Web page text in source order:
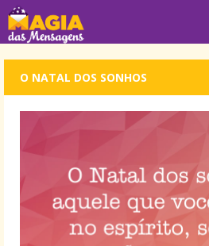
O NATAL DOS SONHOS